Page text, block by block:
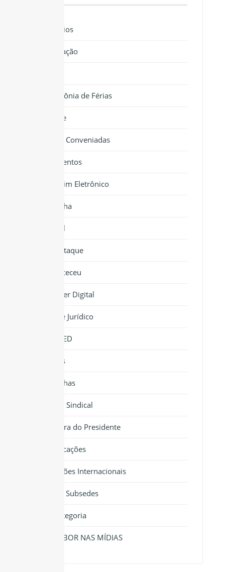
Benefícios
Educação
Colônia de Férias
Saúde
Clínicas Conveniadas
Documentos
Boletim Eletrônico
Cartilha
Jornal
Em Destaque
Aconteceu
Banner Digital
Informe Jurídico
NIPOMED
Notícias
Cartilhas
Força Sindical
Palavra do Presidente
Publicações
Relações Internacionais
Sedes e Subsedes
Sem categoria
SINTRABOR NAS MÍDIAS